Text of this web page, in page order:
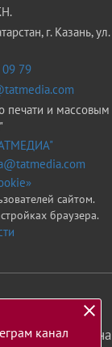
г. Казань, ул.
09 79
печати и массовым
сайтом.
браузера.
«Татарстан»
ссылка на
канал